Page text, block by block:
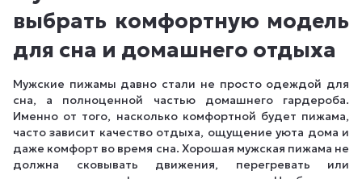
выбрать комфортную модель
для сна и домашнего отдыха
Мужские пижамы давно стали не просто одеждой для
сна, а полноценной частью домашнего гардероба.
Именно от того, насколько комфортной будет пижама,
часто зависит качество отдыха, ощущение уюта дома и
даже комфорт во время сна. Хорошая мужская пижама не
должна сковывать движения, перегревать или